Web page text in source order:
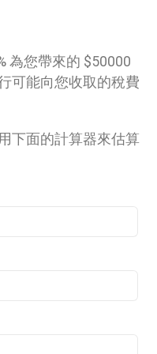
為您帶來的 $50000
可能向您收取的稅費
下面的計算器來估算